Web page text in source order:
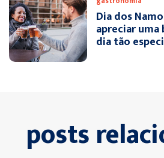
Dia dos
apreciar uma
dia tão
posts